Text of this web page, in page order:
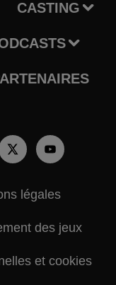
CASTING
légales
des jeux
et cookies